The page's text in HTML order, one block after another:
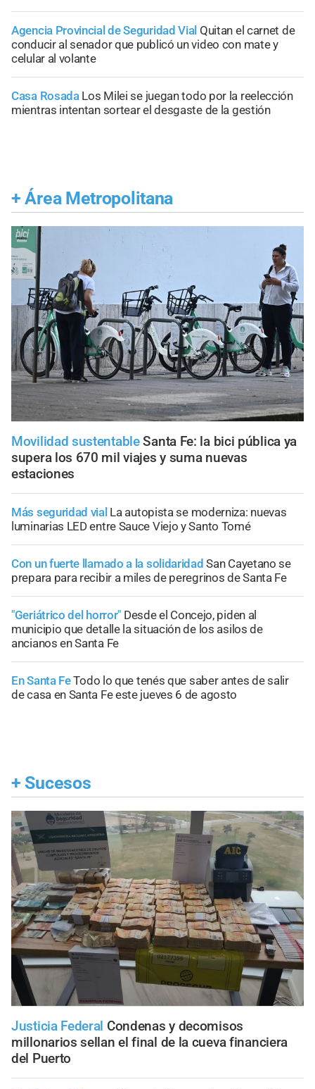
Agencia Provincial de Seguridad Vial Quitan el carnet de
conducir al senador que publicó un video con mate y
celular al volante
Casa Rosada Los Milei se juegan todo por la reelección
mientras intentan sortear el desgaste de la gestión
+ Área Metropolitana
Movilidad sustentable Santa Fe: la bici pública ya
supera los 670 mil viajes y suma nuevas
estaciones
Más seguridad vial La autopista se moderniza: nuevas
luminarias LED entre Sauce Viejo y Santo Tomé
Con un fuerte llamado a la solidaridad San Cayetano se
prepara para recibir a miles de peregrinos de Santa Fe
"Geriátrico del horror" Desde el Concejo, piden al
municipio que detalle la situación de los asilos de
ancianos en Santa Fe
En Santa FeTodo lo que tenés que saber antes de salir
de casa en Santa Fe este jueves 6 de agosto
+ Sucesos
Justicia Federal Condenas y decomisos
millonarios sellan el final de la cueva financiera
del Puerto